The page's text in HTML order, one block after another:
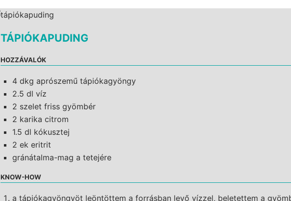
TÁPIÓKAPUDING
HOZZÁVALÓK
4 dkg aprószemű tápiókagyöngy
2.5 dl víz
2 szelet friss gyömbér
2 karika citrom
1.5 dl kókusztej
2 ek eritrit
gránátalma-mag a tetejére
KNOW-HOW
a tápiókagyöngyöt leöntöttem a forrásban levő vízzel, beletettem a